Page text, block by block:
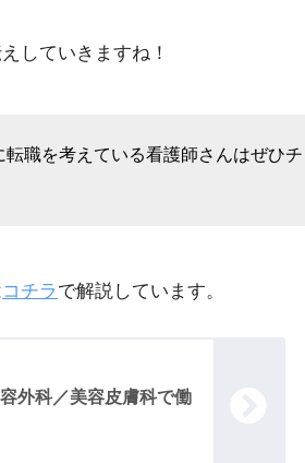
していきますね！
職を考えている看護師さんはぜひ
コチラ で解説しています。
外科／美容皮膚科で働